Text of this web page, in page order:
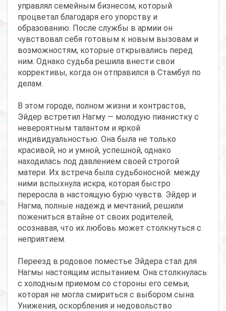
управлял семейным бизнесом, который
процветал благодаря его упорству и
образованию. После службы в армии он
чувствовал себя готовым к новым вызовам и
возможностям, которые открывались перед
ним. Однако судьба решила внести свои
коррективы, когда он отправился в Стамбул по
делам.
В этом городе, полном жизни и контрастов,
Эйдер встретил Нагму — молодую пианистку с
невероятным талантом и яркой
индивидуальностью. Она была не только
красивой, но и умной, успешной, однако
находилась под давлением своей строгой
матери. Их встреча была судьбоносной: между
ними вспыхнула искра, которая быстро
переросла в настоящую бурю чувств. Эйдер и
Нагма, полные надежд и мечтаний, решили
пожениться втайне от своих родителей,
осознавая, что их любовь может столкнуться с
неприятием.
Переезд в родовое поместье Эйдера стал для
Нагмы настоящим испытанием. Она столкнулась
с холодным приемом со стороны его семьи,
которая не могла смириться с выбором сына.
Унижения, оскорбления и недовольство